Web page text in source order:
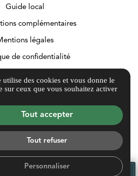
Guide local
complémentaires
légales
de confidentialité
utilise des cookies et vous donne le
sur ceux que vous souhaitez activer
Tout accepter
Tout refuser
Personnaliser